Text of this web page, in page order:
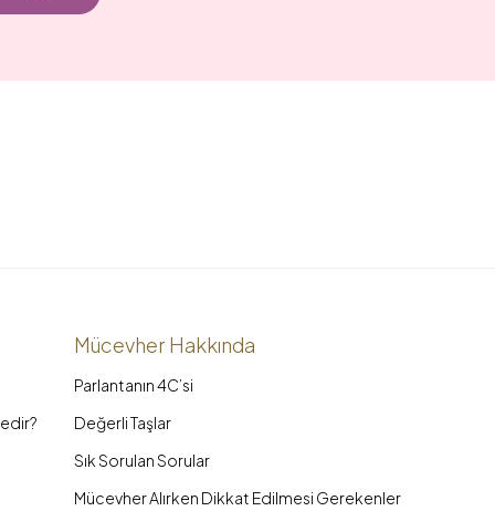
Mücevher Hakkında
Parlantanın 4C’si
Değerli Taşlar
Sık Sorulan Sorular
Mücevher Alırken Dikkat Edilmesi Gerekenler